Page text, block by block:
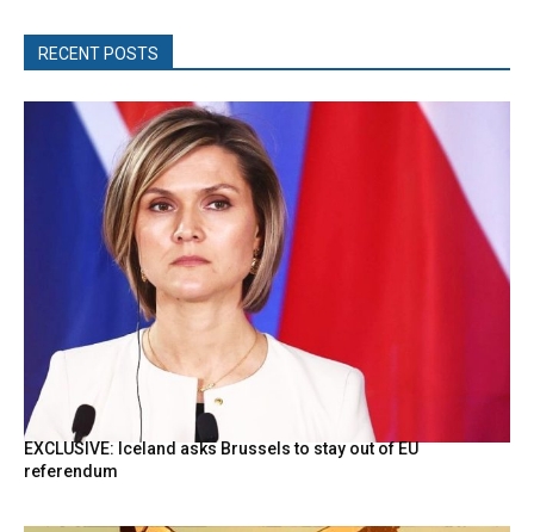
RECENT POSTS
EXCLUSIVE: Iceland asks Brussels to stay out of EU
referendum